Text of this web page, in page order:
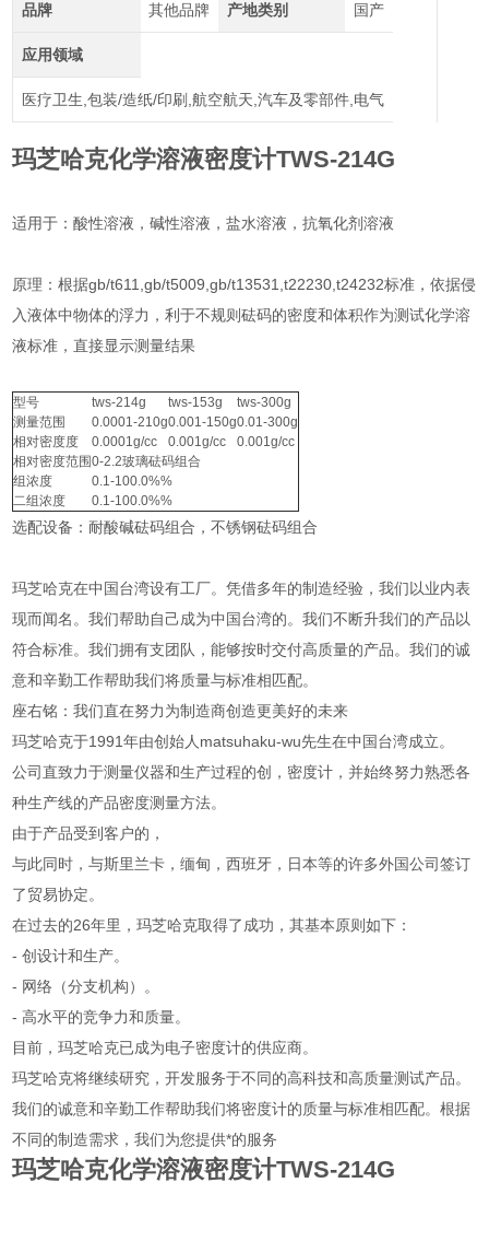
品牌 其他品牌 产地类别 国产
应用领域
医疗卫生,包装/造纸/印刷,航空航天,汽车及零部件,电气
玛芝哈克化学溶液密度计TWS-214G
适用于：酸性溶液，碱性溶液，盐水溶液，抗氧化剂溶液
原理：根据gb/t611,gb/t5009,gb/t13531,t22230,t24232标准，依据侵
入液体中物体的浮力，利于不规则砝码的密度和体积作为测试化学溶
液标准，直接显示测量结果
型号 tws-214g tws-153g
tws-300g
测量范围
0.0001-210g0.001-150g0.01-300g
相对密度度
0.0001g/cc 0.001g/cc
0.001g/cc
相对密度范围0-2.2玻璃砝码组合
组浓度
0.1-100.0%%
二组浓度
0.1-100.0%%
选配设备：耐酸碱砝码组合，不锈钢砝码组合
玛芝哈克在中国台湾设有工厂。凭借多年的制造经验，我们以业内表
现而闻名。我们帮助自己成为中国台湾的。我们不断升我们的产品以
符合标准。我们拥有支团队，能够按时交付高质量的产品。我们的诚
意和辛勤工作帮助我们将质量与标准相匹配。
座右铭：我们直在努力为制造商创造更美好的未来
玛芝哈克于1991年由创始人matsuhaku-wu先生在中国台湾成立。
公司直致力于测量仪器和生产过程的创，密度计，并始终努力熟悉各
种生产线的产品密度测量方法。
由于产品受到客户的，
与此同时，与斯里兰卡，缅甸，西班牙，日本等的许多外国公司签订
了贸易协定。
在过去的26年里，玛芝哈克取得了成功，其基本原则如下：
- 创设计和生产。
- 网络（分支机构）。
- 高水平的竞争力和质量。
目前，玛芝哈克已成为电子密度计的供应商。
玛芝哈克将继续研究，开发服务于不同的高科技和高质量测试产品。
我们的诚意和辛勤工作帮助我们将密度计的质量与标准相匹配。根据
不同的制造需求，我们为您提供*的服务
玛芝哈克化学溶液密度计TWS-214G